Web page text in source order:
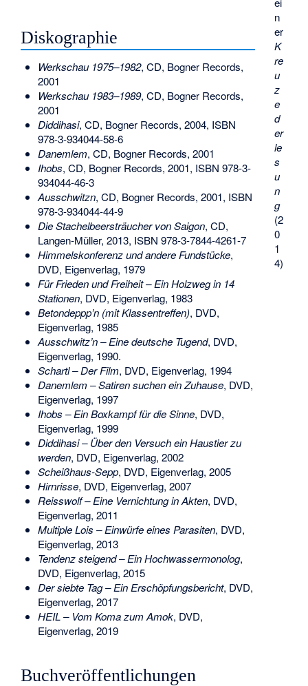
n
er
K
re
u
z
e
d
er
le
s
u
n
g
(2
0
1
4)
Diskographie
Werkschau 1975–1982, CD, Bogner Records,
2001
Werkschau 1983–1989, CD, Bogner Records,
2001
Diddihasi, CD, Bogner Records, 2004, ISBN
978-3-934044-58-6
Danemlem, CD, Bogner Records, 2001
Ihobs, CD, Bogner Records, 2001, ISBN 978-3-
934044-46-3
Ausschwitzn, CD, Bogner Records, 2001, ISBN
978-3-934044-44-9
Die Stachelbeersträucher von Saigon, CD,
Langen-Müller, 2013, ISBN 978-3-7844-4261-7
Himmelskonferenz und andere Fundstücke,
DVD, Eigenverlag, 1979
Für Frieden und Freiheit – Ein Holzweg in 14
Stationen, DVD, Eigenverlag, 1983
Betondeppp’n (mit Klassentreffen), DVD,
Eigenverlag, 1985
Ausschwitz’n – Eine deutsche Tugend, DVD,
Eigenverlag, 1990.
Schartl – Der Film, DVD, Eigenverlag, 1994
Danemlem – Satiren suchen ein Zuhause, DVD,
Eigenverlag, 1997
Ihobs – Ein Boxkampf für die Sinne, DVD,
Eigenverlag, 1999
Diddihasi – Über den Versuch ein Haustier zu
werden, DVD, Eigenverlag, 2002
Scheißhaus-Sepp, DVD, Eigenverlag, 2005
Hirnrisse, DVD, Eigenverlag, 2007
Reisswolf – Eine Vernichtung in Akten, DVD,
Eigenverlag, 2011
Multiple Lois – Einwürfe eines Parasiten, DVD,
Eigenverlag, 2013
Tendenz steigend – Ein Hochwassermonolog,
DVD, Eigenverlag, 2015
Der siebte Tag – Ein Erschöpfungsbericht, DVD,
Eigenverlag, 2017
HEIL – Vom Koma zum Amok, DVD,
Eigenverlag, 2019
Buchveröffentlichungen